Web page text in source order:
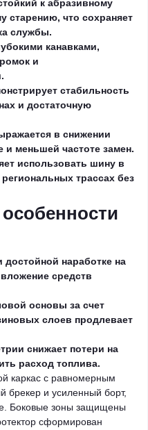
к абразивному
старению, что сохраняет
службы.
канавками,
и
стабильность
и достаточную
в снижении
и меньшей частоте замен.
использовать шину в
трассах без
наработке на
средств
основы за счет
слоев продлевает
снижает потери на
расход топлива.
каркас с равномерным
брекер и усиленный борт,
Боковые зоны защищены
сформирован